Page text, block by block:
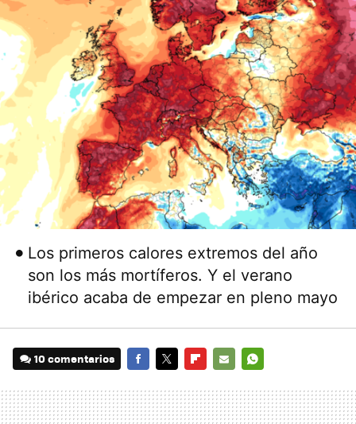
Los primeros calores extremos del año
son los más mortíferos. Y el verano
ibérico acaba de empezar en pleno mayo
10 comentarios
MAIL